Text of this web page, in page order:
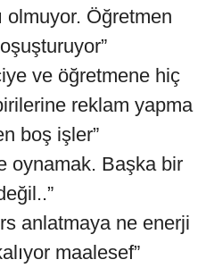
olmuyor. Öğretmen
ve öğretmene hiç
reklam yapma
boş işler”
oynamak. Başka bir
anlatmaya ne enerji
maalesef”